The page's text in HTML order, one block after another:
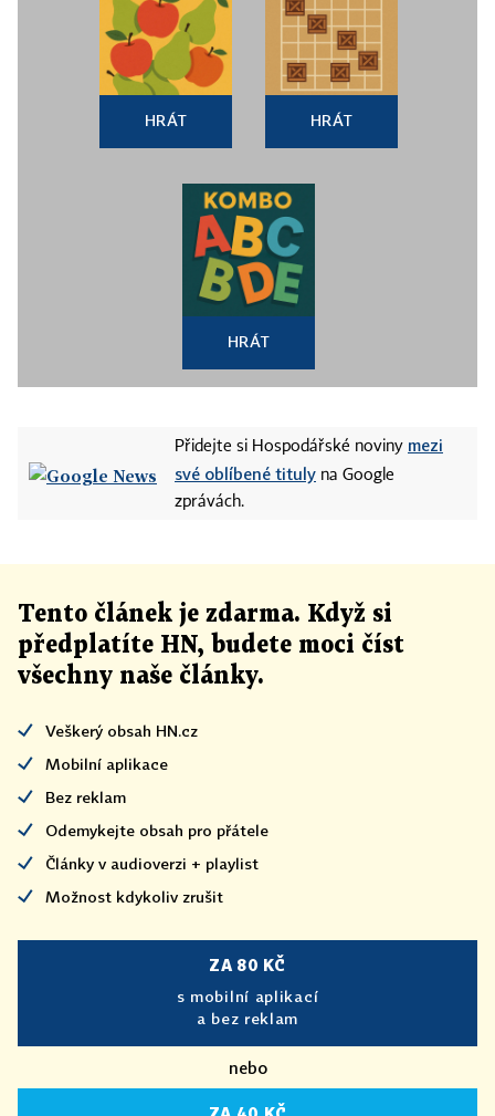
HRÁT HRÁT
HRÁT
Přidejte si Hospodářské noviny mezi
své oblíbené tituly na Google
zprávách.
Tento článek je zdarma. Když si
předplatíte HN, budete moci číst
všechny naše články.
Veškerý obsah HN.cz
Mobilní aplikace
Bez reklam
Odemykejte obsah pro přátele
Články v audioverzi + playlist
Možnost kdykoliv zrušit
ZA 80 KČ
s mobilní aplikací
a bez reklam
nebo